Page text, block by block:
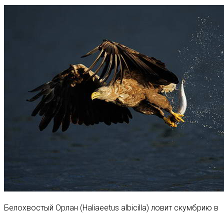
Белохвостый Орлан (Haliaeetus albicilla) ловит скумбрию в